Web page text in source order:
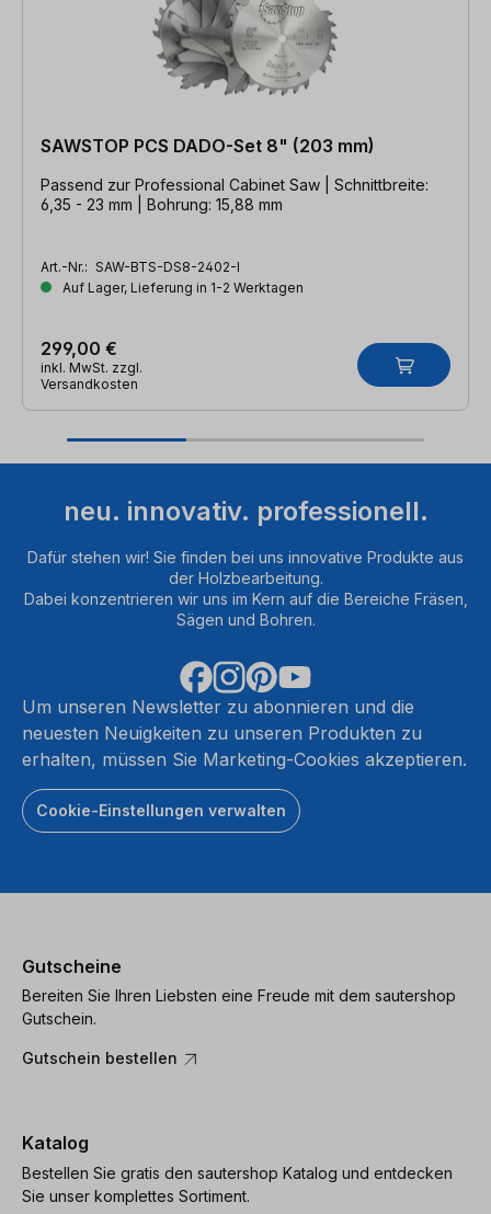
SAWSTOP PCS DADO-Set 8" (203 mm)
Passend zur Professional Cabinet Saw | Schnittbreite:
6,35 - 23 mm | Bohrung: 15,88 mm
Art.-Nr.: SAW-BTS-DS8-2402-I
Auf Lager, Lieferung in 1-2 Werktagen
299,00 €
inkl. MwSt. zzgl.
Versandkosten
neu. innovativ. professionell.
Dafür stehen wir! Sie finden bei uns innovative Produkte aus
der Holzbearbeitung.
Dabei konzentrieren wir uns im Kern auf die Bereiche Fräsen,
Sägen und Bohren.
Um unseren Newsletter zu abonnieren und die
neuesten Neuigkeiten zu unseren Produkten zu
erhalten, müssen Sie Marketing-Cookies akzeptieren.
Cookie-Einstellungen verwalten
Gutscheine
Bereiten Sie Ihren Liebsten eine Freude mit dem sautershop
Gutschein.
Gutschein bestellen
Katalog
Bestellen Sie gratis den sautershop Katalog und entdecken
Sie unser komplettes Sortiment.